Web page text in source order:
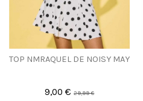
TOP NMRAQUEL DE NOISY MAY
9,00 €29,99 €